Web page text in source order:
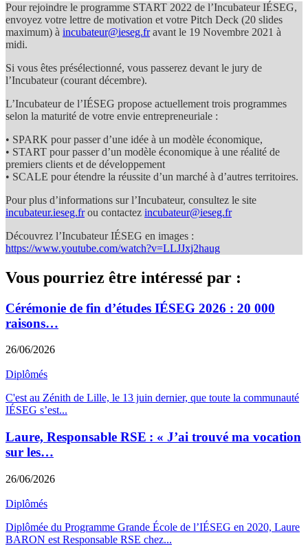
Pour rejoindre le programme START 2022 de l’Incubateur IÉSEG,
envoyez votre lettre de motivation et votre Pitch Deck (20 slides
maximum) à incubateur@ieseg.fravant le 19 Novembre 2021 à
midi.
Si vous êtes présélectionné, vous passerez devant le jury de
l’Incubateur (courant décembre).
L’Incubateur de l’IÉSEG propose actuellement trois programmes
selon la maturité de votre envie entrepreneuriale :
• SPARK pour passer d’une idée à un modèle économique,
• START pour passer d’un modèle économique à une réalité de
premiers clients et de développement
• SCALE pour étendre la réussite d’un marché à d’autres territoires.
Pour plus d’informations sur l’Incubateur, consultez le site
incubateur.ieseg.frou contactez incubateur@ieseg.fr
Découvrez l’Incubateur IÉSEG en images :
https://www.youtube.com/watch?v=LLJJxj2haug
Vous pourriez être intéressé par :
Cérémonie de fin d’études IÉSEG 2026 : 20 000
raisons…
26/06/2026
Diplômés
C'est au Zénith de Lille, le 13 juin dernier, que toute la communauté
IÉSEG s’est...
Laure, Responsable RSE : « J’ai trouvé ma vocation
sur les…
26/06/2026
Diplômés
Diplômée du Programme Grande École de l’IÉSEG en 2020, Laure
BARON est Responsable RSE chez...